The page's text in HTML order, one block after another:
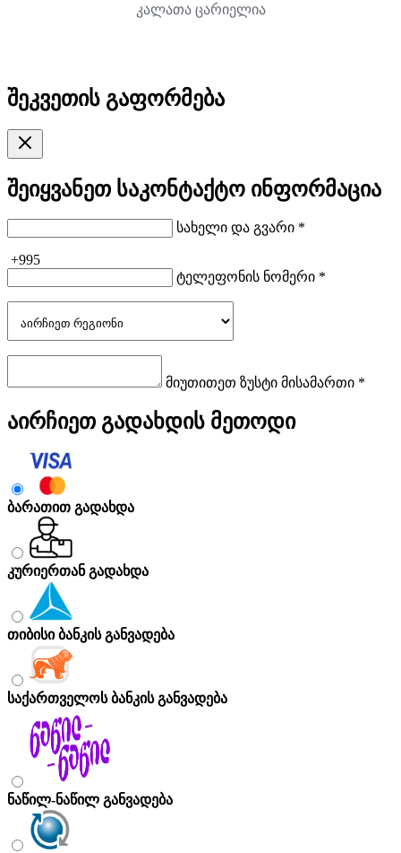
კალათა ცარიელია
შეკვეთის გაფორმება
შეიყვანეთ საკონტაქტო ინფორმაცია
სახელი და გვარი *
+995
ტელეფონის ნომერი *
მიუთითეთ ზუსტი მისამართი *
აირჩიეთ გადახდის მეთოდი
ბარათით გადახდა
კურიერთან გადახდა
თიბისი ბანკის განვადება
საქართველოს ბანკის განვადება
ნაწილ-ნაწილ განვადება